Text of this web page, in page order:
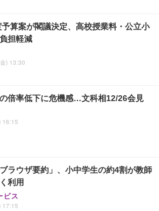
算案が閣議決定、高校授業料・公立小
担軽減
) 13:30
倍率低下に危機感…文科相12/26会見
16:15
ラウザ要約」、小中学生の約4割が教師
利用
ビス
17:15